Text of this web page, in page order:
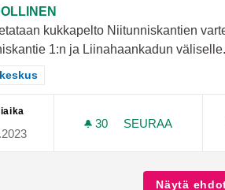
kukkapelto Niitunniskantien
1:n ja Liinahaankadun
tulokset teeman mukaan: Länsikeskus
30 30 SEURAAJAA
SEURAA
KUKKAPELTO
Näytä